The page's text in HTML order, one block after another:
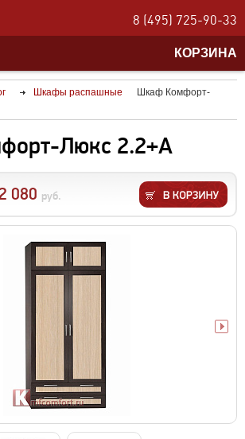
8 (495) 725-90-33
КОРЗИНА
Шкафы распашные
Шкаф Комфорт-
Люкс 2.2+А
080 руб.